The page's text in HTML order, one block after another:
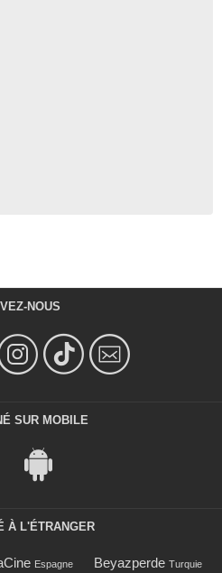
NOUS
SUR MOBILE
À L'ÉTRANGER
Espagne Beyazperde Turquie